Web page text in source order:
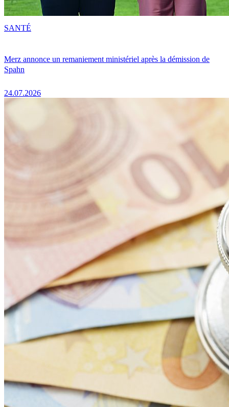
Merz annonce un remaniement ministériel après la démission de
Spahn
24.07.2026
SANTÉ